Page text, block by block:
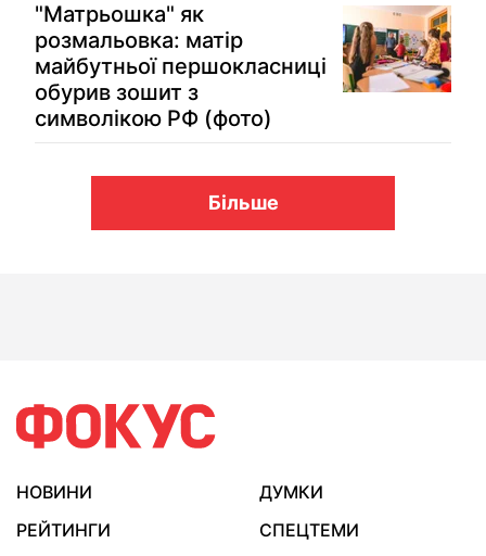
"Матрьошка" як
розмальовка: матір
майбутньої першокласниці
обурив зошит з
символікою РФ (фото)
Більше
НОВИНИ
ДУМКИ
РЕЙТИНГИ
СПЕЦТЕМИ